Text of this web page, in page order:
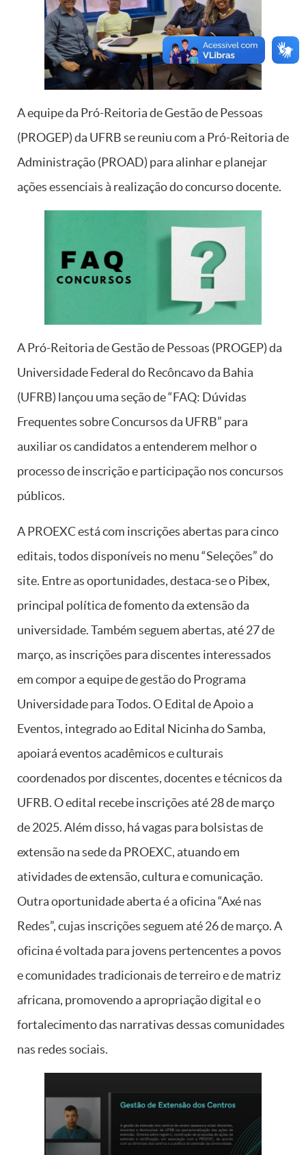
A equipe da Pró-Reitoria de Gestão de Pessoas
(PROGEP) da UFRB se reuniu com a Pró-Reitoria de
Administração (PROAD) para alinhar e planejar
ações essenciais à realização do concurso docente.
A Pró-Reitoria de Gestão de Pessoas (PROGEP) da
Universidade Federal do Recôncavo da Bahia
(UFRB) lançou uma seção de “FAQ: Dúvidas
Frequentes sobre Concursos da UFRB” para
auxiliar os candidatos a entenderem melhor o
processo de inscrição e participação nos concursos
públicos.
A PROEXC está com inscrições abertas para cinco
editais, todos disponíveis no menu “Seleções” do
site. Entre as oportunidades, destaca-se o Pibex,
principal política de fomento da extensão da
universidade. Também seguem abertas, até 27 de
março, as inscrições para discentes interessados
em compor a equipe de gestão do Programa
Universidade para Todos. O Edital de Apoio a
Eventos, integrado ao Edital Nicinha do Samba,
apoiará eventos acadêmicos e culturais
coordenados por discentes, docentes e técnicos da
UFRB. O edital recebe inscrições até 28 de março
de 2025. Além disso, há vagas para bolsistas de
extensão na sede da PROEXC, atuando em
atividades de extensão, cultura e comunicação.
Outra oportunidade aberta é a oficina “Axé nas
Redes”, cujas inscrições seguem até 26 de março. A
oficina é voltada para jovens pertencentes a povos
e comunidades tradicionais de terreiro e de matriz
africana, promovendo a apropriação digital e o
fortalecimento das narrativas dessas comunidades
nas redes sociais.